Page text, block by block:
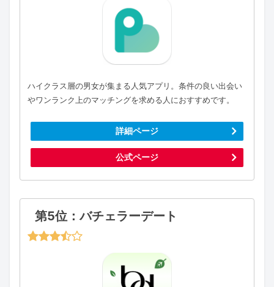
ハイクラス層の男女が集まる人気アプリ。条件の良い出会い
やワンランク上のマッチングを求める人におすすめです。
詳細ページ
公式ページ
第5位：バチェラーデート